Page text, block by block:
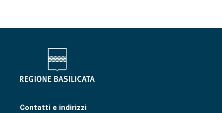
Contatti e indirizzi